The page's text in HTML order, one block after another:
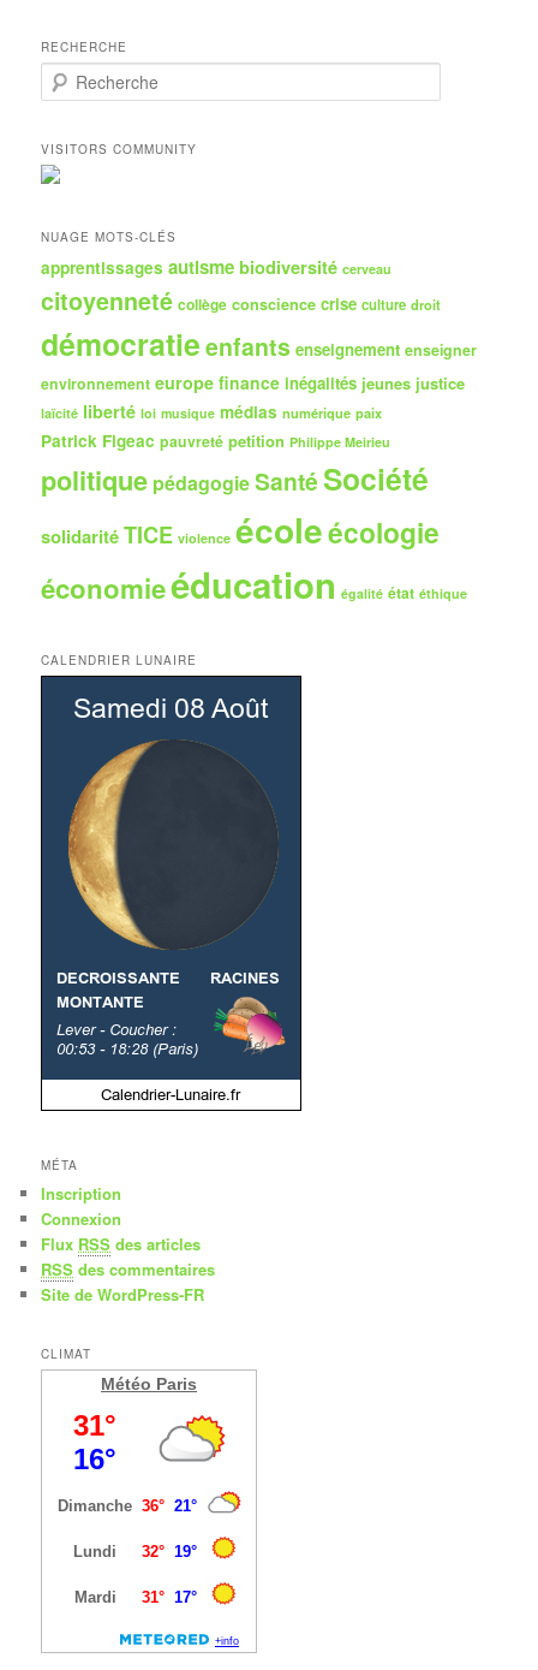
RECHERCHE
e
h
e
r
h
VISITORS COMMUNITY
NUAGE MOTS-CLÉS
apprentissages autisme biodiversité cerveau
citoyenneté collège conscience crise culture droit
démocratieenfants enseignement enseigner
environnement europe finance inégalités jeunes justice
laïcité liberté loi musique médias numérique paix
Patrick Figeac pauvreté petition Philippe Meirieu
politique pédagogieSantéSociété
solidaritéTICE violence écoleécologie
économieéducation égalité état éthique
CALENDRIER LUNAIRE
MÉTA
Inscription
Connexion
Flux RSS des articles
RSS des commentaires
Site de WordPress-FR
CLIMAT
Météo Paris